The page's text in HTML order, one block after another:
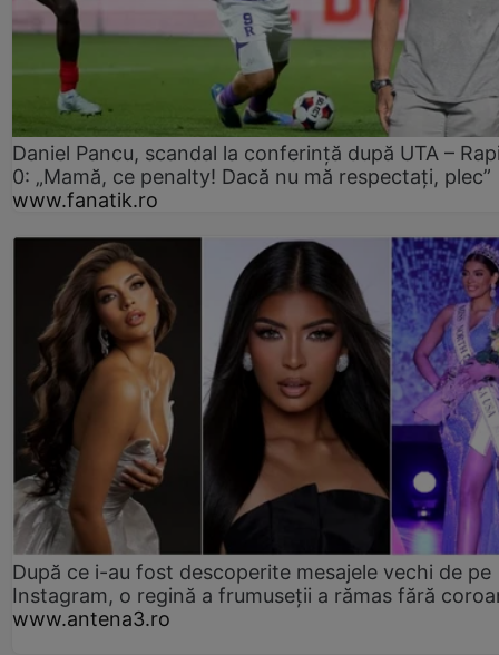
Daniel Pancu, scandal la conferință după UTA –
0: „Mamă, ce penalty! Dacă nu mă respectați, plec”
www.fanatik.ro
După ce i-au fost descoperite mesajele vechi de pe
Instagram, o regină a frumuseții a rămas fără
www.antena3.ro